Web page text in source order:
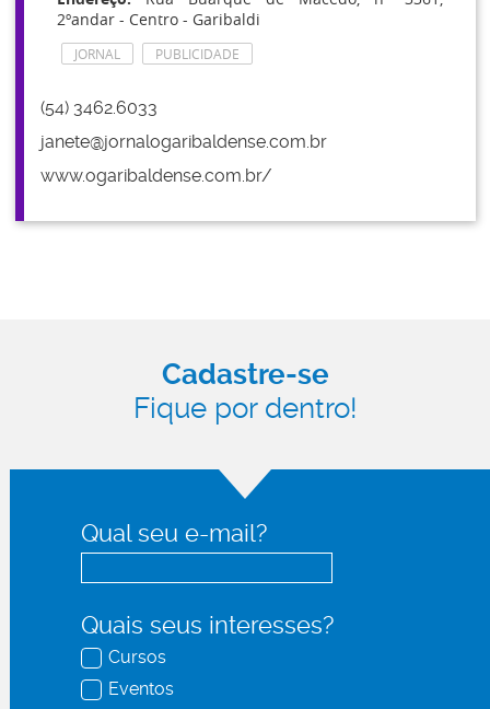
2ºandar - Centro - Garibaldi
JORNAL PUBLICIDADE
(54) 3462.6033
janete@jornalogaribaldense.com.br
www.ogaribaldense.com.br/
Cadastre-se
Fique por dentro!
Qual seu e-mail?
Quais seus interesses?
Cursos
Eventos